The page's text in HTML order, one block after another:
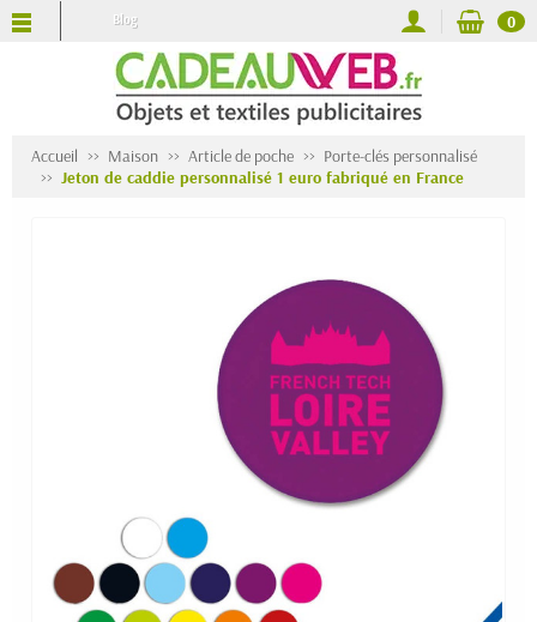
Blog 0
Accueil Maison Article de poche
Porte-clés personnalisé
Jeton de caddie personnalisé 1 euro fabriqué en France